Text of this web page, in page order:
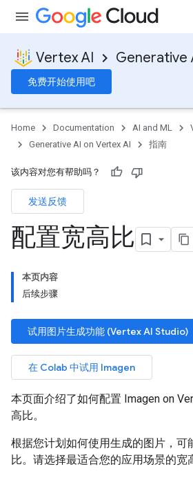
Vertex AI Generative
免费开始使用吧
Home Documentation AI and ML
Generative AI on Vertex AI
指南
该内容对您有帮助吗？
发送反馈
配置宽高比
本页内容
后续步骤
试用图片生成功能 (Vertex AI Studio)
在 Colab 中试用 Imagen
本页面介绍了如何配置 Imagen on
高比。
根据您计划如何使用生成的图片，可
比。请选择最适合您的应用场景的宽